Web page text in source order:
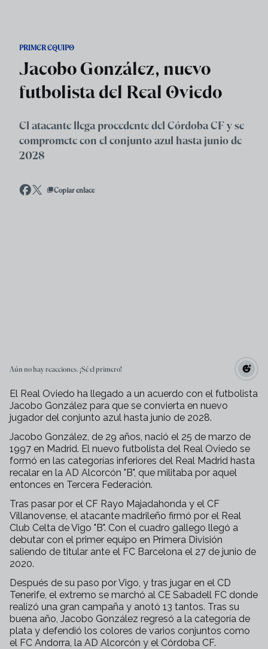
PRIMER EQUIPO
Jacobo González, nuevo
futbolista del Real Oviedo
El atacante llega procedente del Córdoba CF y se
compromete con el conjunto azul hasta junio de
2028
Copiar enlace
Aún no hay reacciones. ¡Sé el primero!
El Real Oviedo ha llegado a un acuerdo con el futbolista
Jacobo González para que se convierta en nuevo
jugador del conjunto azul hasta junio de 2028.
Jacobo González, de 29 años, nació el 25 de marzo de
1997 en Madrid. El nuevo futbolista del Real Oviedo se
formó en las categorías inferiores del Real Madrid hasta
recalar en la AD Alcorcón "B", que militaba por aquel
entonces en Tercera Federación.
Tras pasar por el CF Rayo Majadahonda y el CF
Villanovense, el atacante madrileño firmó por el Real
Club Celta de Vigo "B". Con el cuadro gallego llegó a
debutar con el primer equipo en Primera División
saliendo de titular ante el FC Barcelona el 27 de junio de
2020.
Después de su paso por Vigo, y tras jugar en el CD
Tenerife, el extremo se marchó al CE Sabadell FC donde
realizó una gran campaña y anotó 13 tantos. Tras su
buena año, Jacobo González regresó a la categoría de
plata y defendió los colores de varios conjuntos como
el FC Andorra, la AD Alcorcón y el Córdoba CF.